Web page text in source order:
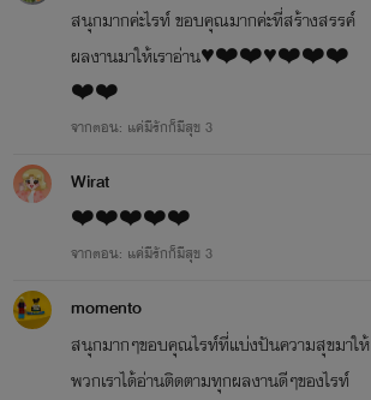
สนุกมากค่ะไรท์ ขอบคุณมากค่ะที่สร้างสรรค์
ผลงานมาให้เราอ่าน♥️❤️❤️♥️❤️❤️❤️
❤️❤️
จากตอน: แค่มีรักก็มีสุข 3
Wirat
❤️❤️❤️❤️❤️
จากตอน: แค่มีรักก็มีสุข 3
momento
สนุกมากๆขอบคุณไรท์ที่แบ่งปันความสุขมาให้
พวกเราได้อ่านติดตามทุกผลงานดีๆของไรท์